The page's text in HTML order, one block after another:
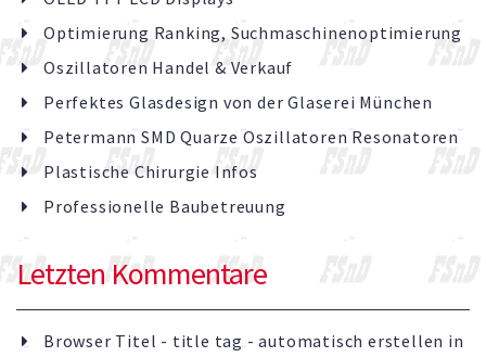
Optimierung Ranking, Suchmaschinenoptimierung
Oszillatoren Handel & Verkauf
Perfektes Glasdesign von der Glaserei München
Petermann SMD Quarze Oszillatoren Resonatoren
Plastische Chirurgie Infos
Professionelle Baubetreuung
Letzten Kommentare
Browser Titel - title tag - automatisch erstellen in